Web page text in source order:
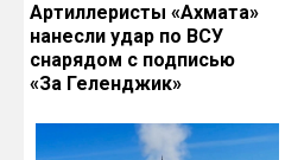
Артиллеристы «Ахмата»
нанесли удар по ВСУ
снарядом с подписью
«За Геленджик»